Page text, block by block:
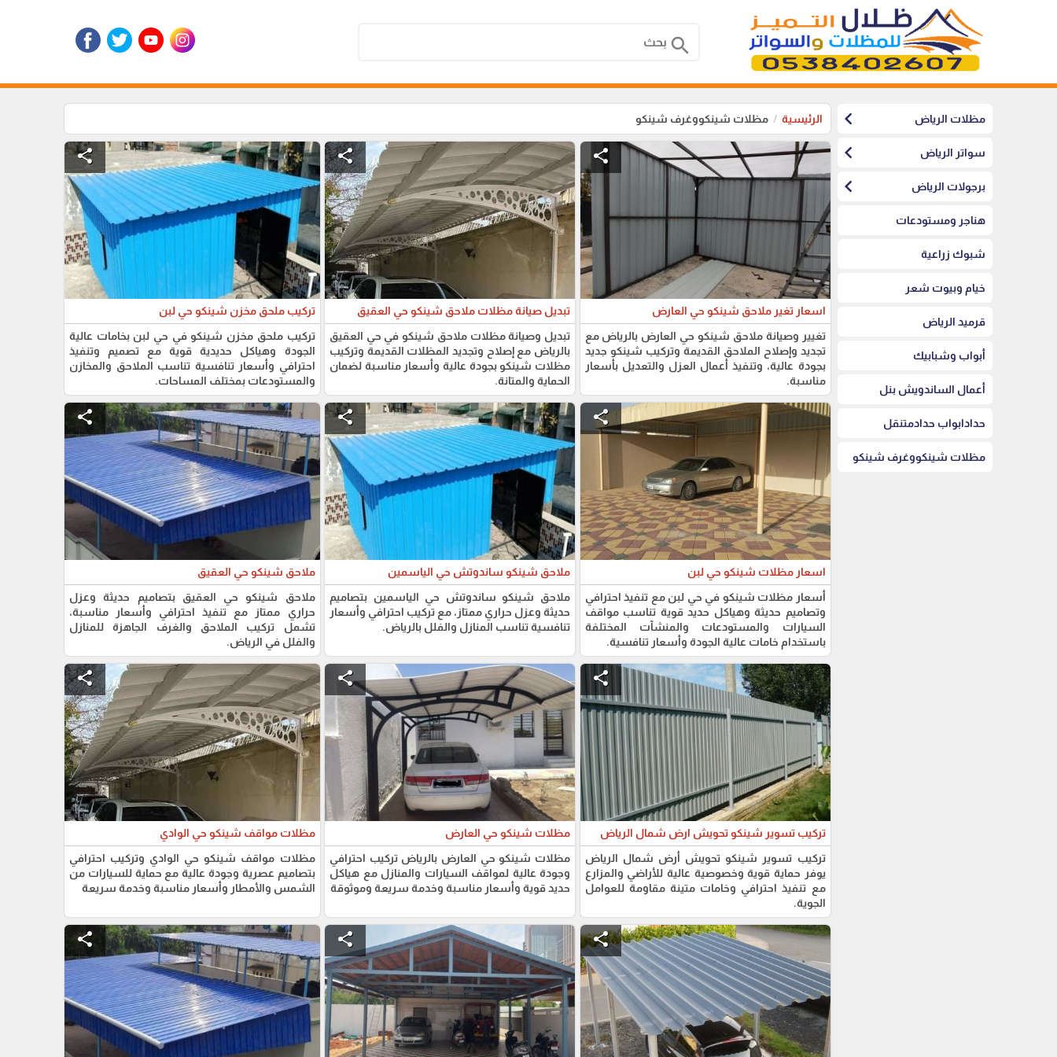
search
مظلات الرياض chevron_left
سواتر الرياض chevron_left
برجولات الرياض chevron_left
هناجر ومستودعات
شبوك زراعية
خيام وبيوت شعر
قرميد الرياض
أبواب وشبابيك
أعمال الساندويش بنل
حدادابواب حدادمتنقل
مظلات شينكووغرف شينكو
الرئيسية مظلات شينكووغرف شينكو
share
اسعار تغير ملاحق شينكو حي العارض
تغيير وصيانة ملاحق شينكو حي العارض بالرياض مع
تجديد وإصلاح الملاحق القديمة وتركيب شينكو جديد
بجودة عالية، وتنفيذ أعمال العزل والتعديل بأسعار
مناسبة.
share
تبديل صيانة مظلات ملاحق شينكو حي العقيق
تبديل وصيانة مظلات ملاحق شينكو في حي العقيق
بالرياض مع إصلاح وتجديد المظلات القديمة وتركيب
مظلات شينكو بجودة عالية وأسعار مناسبة لضمان
الحماية والمتانة.
share
تركيب ملحق مخزن شينكو حي لبن
تركيب ملحق مخزن شينكو في حي لبن بخامات عالية
الجودة وهياكل حديدية قوية مع تصميم وتنفيذ
احترافي وأسعار تنافسية تناسب الملاحق والمخازن
والمستودعات بمختلف المساحات.
share
اسعار مظلات شينكو حي لبن
أسعار مظلات شينكو في حي لبن مع تنفيذ احترافي
وتصاميم حديثة وهياكل حديد قوية تناسب مواقف
السيارات والمستودعات والمنشآت المختلفة
باستخدام خامات عالية الجودة وأسعار تنافسية.
share
ملاحق شينكو ساندوتش حي الياسمين
ملاحق شينكو ساندوتش حي الياسمين بتصاميم
حديثة وعزل حراري ممتاز، مع تركيب احترافي وأسعار
تنافسية تناسب المنازل والفلل بالرياض.
share
ملاحق شينكو حي العقيق
ملاحق شينكو حي العقيق بتصاميم حديثة وعزل
حراري ممتاز مع تنفيذ احترافي وأسعار مناسبة،
تشمل تركيب الملاحق والغرف الجاهزة للمنازل
والفلل في الرياض.
share
تركيب تسوير شينكو تحويش ارض شمال الرياض
تركيب تسوير شينكو تحويش أرض شمال الرياض
يوفر حماية قوية وخصوصية عالية للأراضي والمزارع
مع تنفيذ احترافي وخامات متينة مقاومة للعوامل
الجوية.
share
مظلات شينكو حي العارض
مظلات شينكو حي العارض بالرياض تركيب احترافي
وجودة عالية لمواقف السيارات والمنازل مع هياكل
حديد قوية وأسعار مناسبة وخدمة سريعة وموثوقة
share
مظلات مواقف شينكو حي الوادي
مظلات مواقف شينكو حي الوادي وتركيب احترافي
بتصاميم عصرية وجودة عالية مع حماية للسيارات من
الشمس والأمطار وأسعار مناسبة وخدمة سريعة
share
share
share